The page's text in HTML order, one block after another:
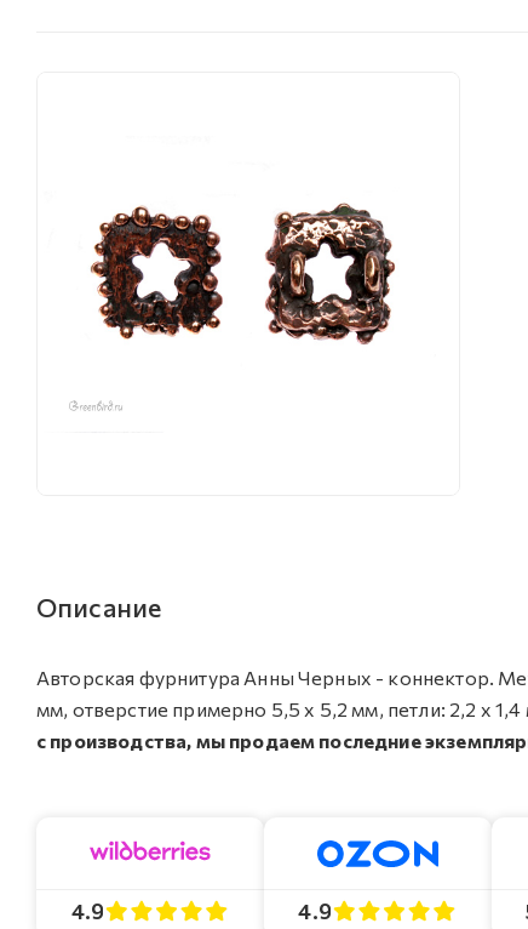
Описание
Авторская фурнитура Анны Черных - коннектор.
мм, отверстие примерно 5,5 х 5,2 мм, петли: 2,2 х
с производства, мы продаем последние
4.9 4.9